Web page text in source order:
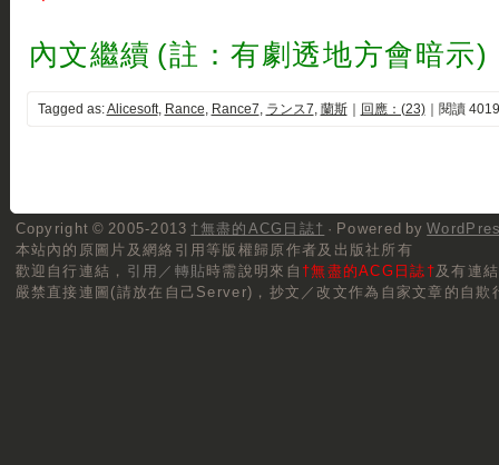
內文繼續 (註：有劇透地方會暗示)
Tagged as:Alicesoft, Rance, Rance7, ランス7, 蘭斯｜ 回應：(23)｜閱讀
Copyright © 2005-2013 †無盡的ACG日誌† · Powered by
本站內的原圖片及網絡引用等版權歸原作者及出版社所有
歡迎自行連結， 引用／轉貼時需說明來自 †無盡的ACG日誌†及有連
嚴禁直接連圖(請放在自己Server)，抄文／改文作為自家文章的自欺